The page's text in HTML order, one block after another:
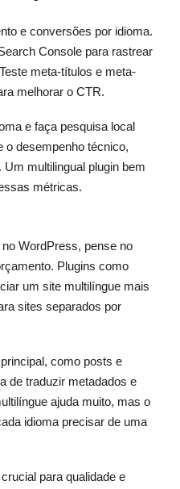
e conversões por idioma.
Console para rastrear
meta-títulos e meta-
melhorar o CTR.
e faça pesquisa local
o desempenho técnico,
multilingual plugin bem
métricas.
WordPress, pense no
Plugins como
um site multilíngue mais
sites separados por
como posts e
de traduzir metadados e
ajuda muito, mas o
idioma precisar de uma
para qualidade e